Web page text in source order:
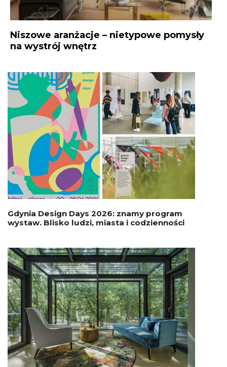
Niszowe aranżacje – nietypowe pomysły
na wystrój wnętrz
Gdynia Design Days 2026: znamy program
wystaw. Blisko ludzi, miasta i codzienności